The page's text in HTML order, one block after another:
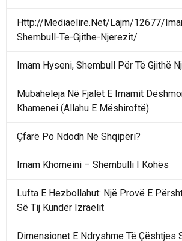
Http://Mediaelire.Net/Lajm/12677/
Shembull-Te-Gjithe-Njerezit/
Imam Hyseni, Shembull Për Të Gjithë
Mubaheleja Në Fjalët E Imamit
Khamenei (Allahu E Mëshiroftë)
Çfarë Po Ndodh Në Shqipëri?
Imam Khomeini – Shembulli I Kohës
Lufta E Hezbollahut: Një Provë E
Së Tij Kundër Izraelit
Dimensionet E Ndryshme Të Çështjes